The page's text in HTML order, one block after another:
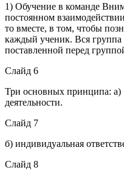
1) Обучение в команде
постоянном
то вместе, в том, чтобы
каждый ученик. Вся группа
поставленной перед
Слайд 6
Три основных принципа: а)
деятельности.
Слайд 7
б) индивидуальная
Слайд 8